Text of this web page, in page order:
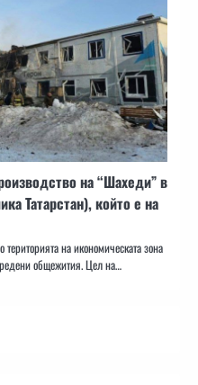
на “Шахеди” в
Татарстан), който е на
на икономическата зона
общежития. Цел на…